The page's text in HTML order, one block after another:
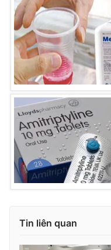
Ðiện thoại Thời báo VTV:
Email:toasoan@vtv.vn
Liên hệ quảng cáo:024-
thông tin từ website này.
Tin liên quan